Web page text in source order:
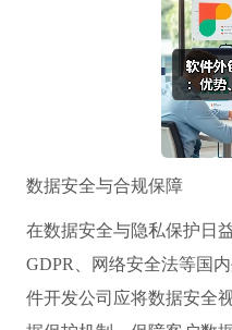
数据安全与合规保障
在数据安全与隐私保护日
GDPR、网络安全法等国
件开发公司应将数据安全